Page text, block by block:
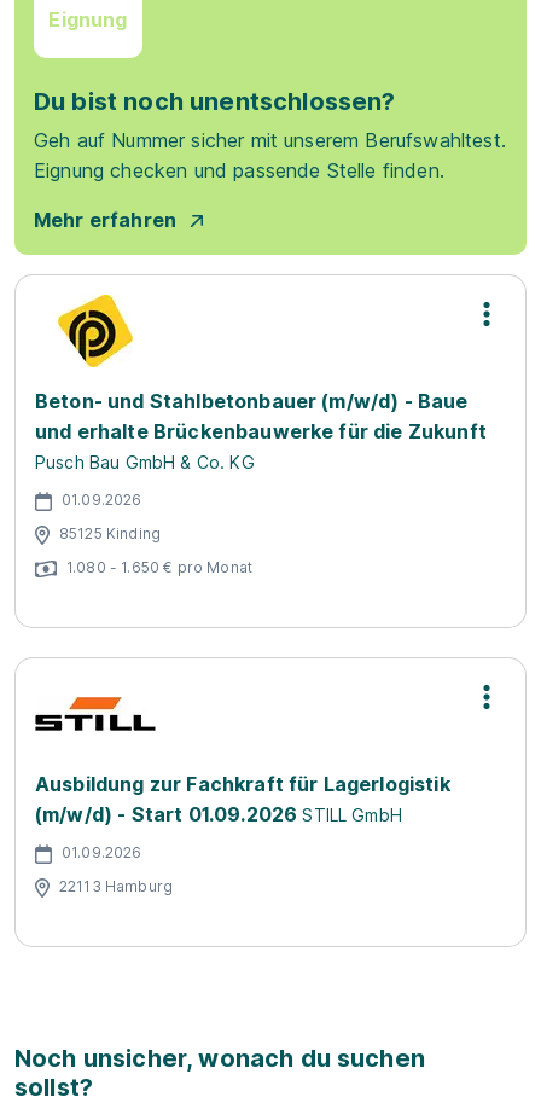
Eignung
Du bist noch unentschlossen?
Geh auf Nummer sicher mit unserem Berufswahltest.
Eignung checken und passende Stelle finden.
Mehr erfahren
Beton- und Stahlbetonbauer (m/w/d) - Baue
und erhalte Brückenbauwerke für die Zukunft
Pusch Bau GmbH & Co. KG
01.09.2026
85125 Kinding
1.080 - 1.650 € pro Monat
Ausbildung zur Fachkraft für Lagerlogistik
(m/w/d) - Start 01.09.2026 STILL GmbH
01.09.2026
22113 Hamburg
Noch unsicher, wonach du suchen
sollst?